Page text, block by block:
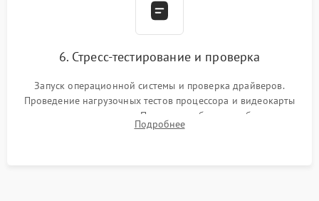
6. Стресс-тестирование и проверка
Запуск операционной системы и проверка драйверов.
Проведение нагрузочных тестов процессора и видеокарты
для контроля температур. Проверка работоспособности всех
USB-портов, аудиовыходов и сетевого подключения.
Подробнее